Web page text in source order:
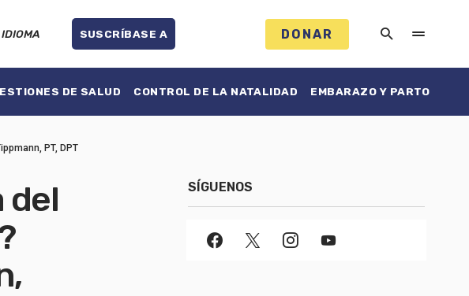
IDIOMA SUSCRÍBASE A DONAR
DE SALUD CONTROL DE LA NATALIDAD EMBARAZO Y PARTO
PT, DPT
del
SÍGUENOS